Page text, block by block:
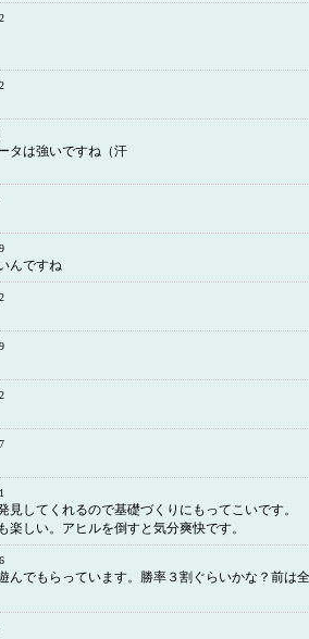
タは強いですね（汗
んですね
見してくれるので基礎づくりにもってこいです。
楽しい。アヒルを倒すと気分爽快です。
んでもらっています。勝率３割ぐらいかな？前は